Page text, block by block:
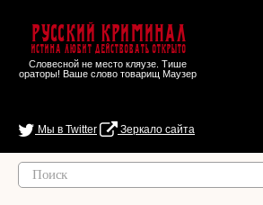
Русский Криминал
Истина любит действовать открыто
Словесной не место кляузе. Тише
ораторы! Ваше слово товарищ Маузер
Мы в Twitter Зеркало сайта